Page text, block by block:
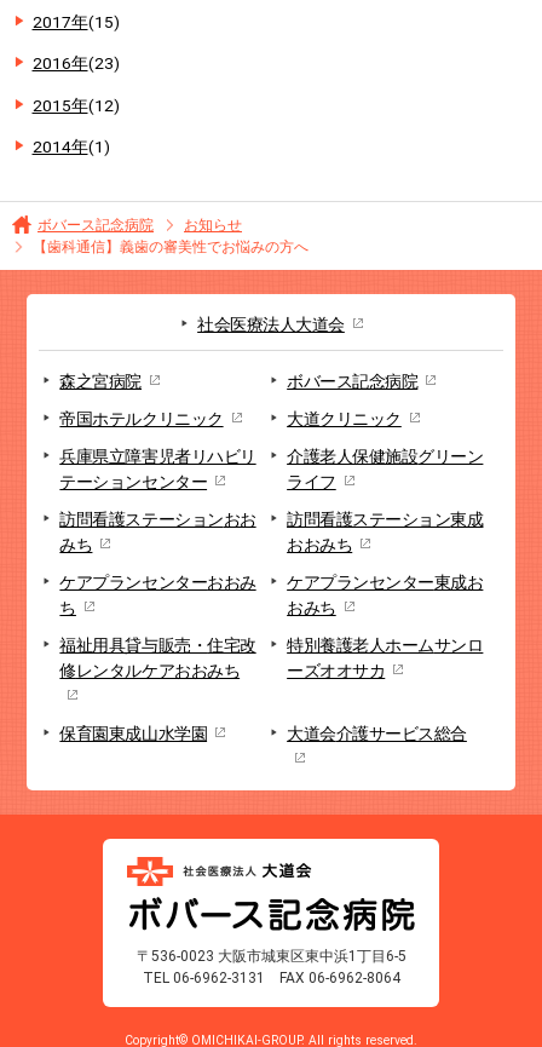
2017年(15)
2016年(23)
2015年(12)
2014年(1)
ボバース記念病院
お知らせ
【歯科通信】義歯の審美性でお悩みの方へ
社会医療法人大道会
森之宮病院
ボバース記念病院
帝国ホテルクリニック
大道クリニック
兵庫県立障害児者リハビリ
テーションセンター
介護老人保健施設グリーン
ライフ
訪問看護ステーションおお
みち
訪問看護ステーション東成
おおみち
ケアプランセンターおおみ
ち
ケアプランセンター東成お
おみち
福祉用具貸与販売・住宅改
修レンタルケアおおみち
特別養護老人ホームサンロ
ーズオオサカ
保育園東成山水学園 大道会介護サービス総合
〒536-0023 大阪市城東区東中浜1丁目6-5
TEL 06-6962-3131
FAX 06-6962-8064
Copyright© OMICHIKAI-GROUP. All rights reserved.